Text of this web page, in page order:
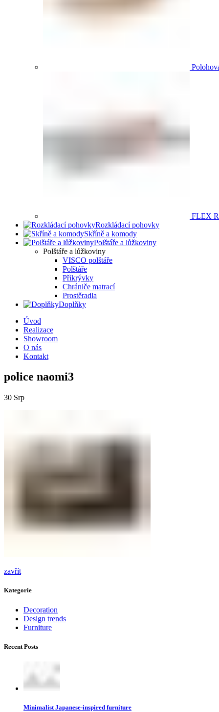
FLEX
Rozkládací pohovky
Skříně a komody
Polštáře a lůžkoviny
Polštáře a lůžkoviny
VISCO polštáře
Polštáře
Přikrývky
Chrániče matrací
Prostěradla
Doplňky
Úvod
Realizace
Showroom
O nás
Kontakt
police naomi3
30 Srp
zavřít
Kategorie
Decoration
Design trends
Furniture
Recent Posts
Minimalist Japanese-inspired furniture